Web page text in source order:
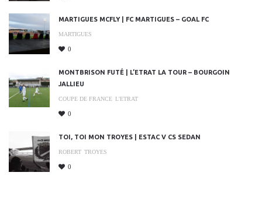
MARTIGUES MCFLY | FC MARTIGUES – GOAL FC
MARTIGUES
0
MONTBRISON FUTÉ | L’ETRAT LA TOUR – BOURGOIN
JALLIEU
COUPE DE FRANCE L'ETRAT
0
TOI, TOI MON TROYES | ESTAC V CS SEDAN
ROBERT TROYES
0